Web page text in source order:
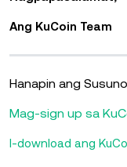
Ang KuCoin Team
Hanapin ang
Mag-sign up sa
I-download ang